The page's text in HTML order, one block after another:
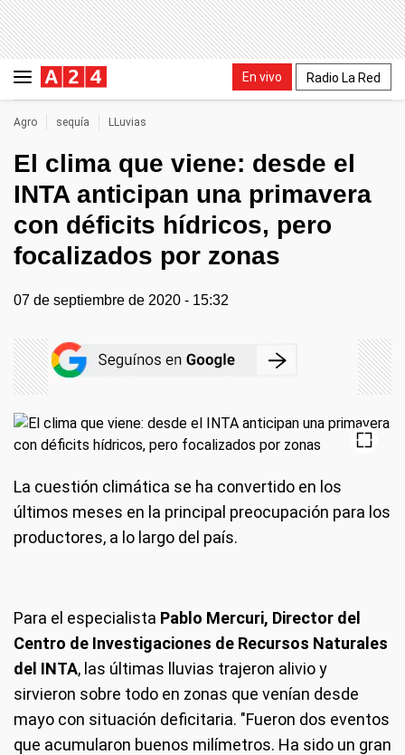
En vivo Radio La Red
Agro sequía LLuvias
El clima que viene: desde el
INTA anticipan una primavera
con déficits hídricos, pero
focalizados por zonas
07 de septiembre de 2020 - 15:32
La cuestión climática se ha convertido en los
últimos meses en la principal preocupación para los
productores, a lo largo del país.
Para el especialista Pablo Mercuri, Director del
Centro de Investigaciones de Recursos Naturales
del INTA, las últimas lluvias trajeron alivio y
sirvieron sobre todo en zonas que venían desde
mayo con situación deficitaria. "Fueron dos eventos
que acumularon buenos milímetros. Ha sido un gran